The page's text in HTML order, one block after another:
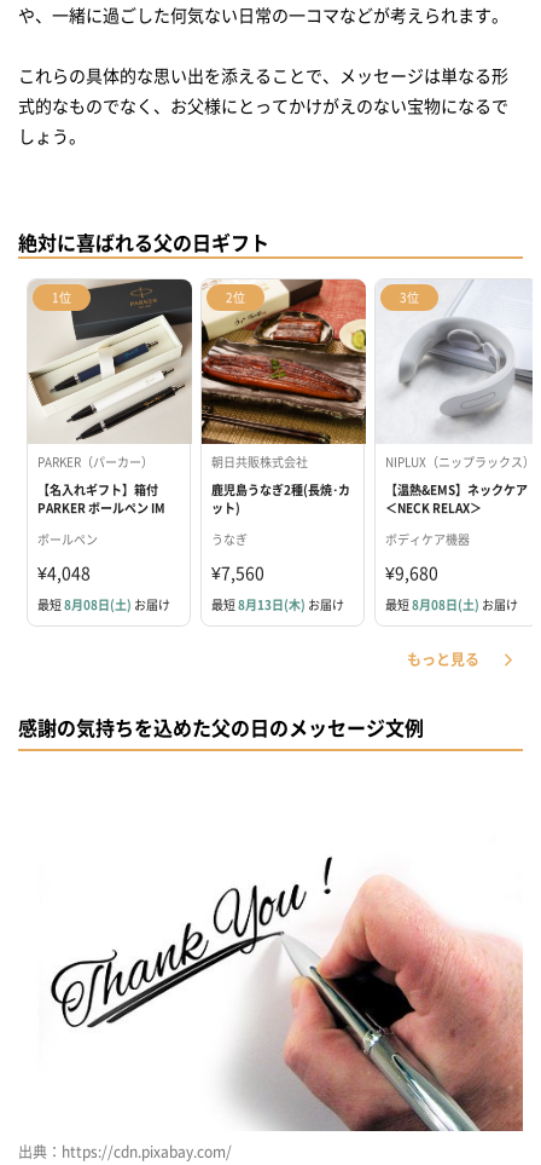
や、一緒に過ごした何気ない日常の一コマなどが考えられます。
これらの具体的な思い出を添えることで、メッセージは単なる形
式的なものでなく、お父様にとってかけがえのない宝物になるで
しょう。
絶対に喜ばれる父の日ギフト
1位
PARKER（パーカー）
【名入れギフト】箱付
PARKER ボールペン IM
ボールペン
¥4,048
最短8月08日(土) お届け
2位
朝日共販株式会社
鹿児島うなぎ2種(長焼･カ
ット)
うなぎ
¥7,560
最短8月13日(木) お届け
3位
NIPLUX（ニップラックス）
【温熱&EMS】ネックケア
＜NECK RELAX＞
ボディケア機器
¥9,680
最短8月08日(土) お届け
もっと見る
感謝の気持ちを込めた父の日のメッセージ文例
出典：https://cdn.pixabay.com/